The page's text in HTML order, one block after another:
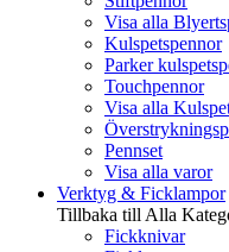
Visa alla
Kulspetspennor
Parker
Touchpennor
Visa alla
Pennset
Visa alla varor
Verktyg & Ficklampor
Tillbaka till Alla
Fickknivar